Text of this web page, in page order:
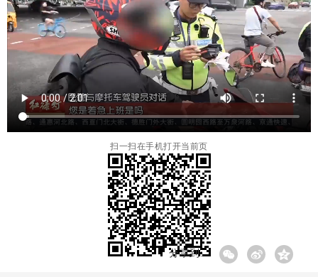
扫一扫在手机打开当前页
分享到: